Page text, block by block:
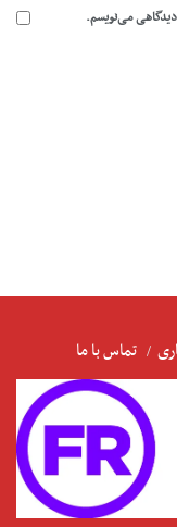
دیدگاهی می‌نویسم.
تماس با ما